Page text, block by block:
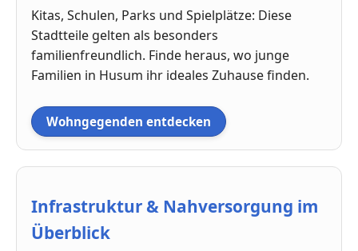
Kitas, Schulen, Parks und Spielplätze: Diese
Stadtteile gelten als besonders
familienfreundlich. Finde heraus, wo junge
Familien in Husum ihr ideales Zuhause finden.
Wohngegenden entdecken
Infrastruktur & Nahversorgung im
Überblick